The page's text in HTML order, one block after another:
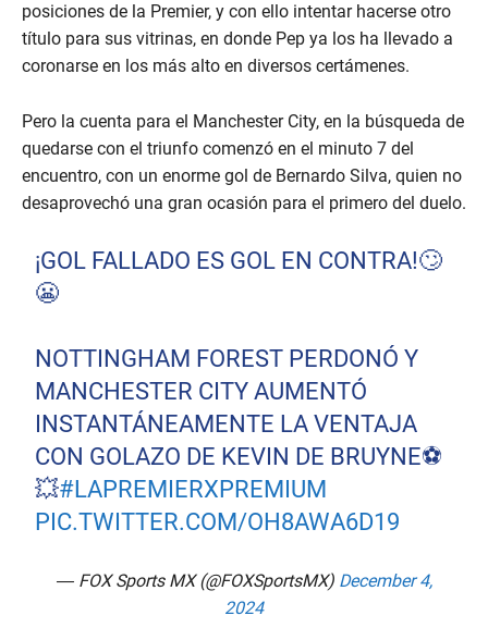
posiciones de la Premier, y con ello intentar hacerse otro
título para sus vitrinas, en donde Pep ya los ha llevado a
coronarse en los más alto en diversos certámenes.
Pero la cuenta para el Manchester City, en la búsqueda de
quedarse con el triunfo comenzó en el minuto 7 del
encuentro, con un enorme gol de Bernardo Silva, quien no
desaprovechó una gran ocasión para el primero del duelo.
¡GOL FALLADO ES GOL EN CONTRA!🙄
😬
NOTTINGHAM FOREST PERDONÓ Y
MANCHESTER CITY AUMENTÓ
INSTANTÁNEAMENTE LA VENTAJA
CON GOLAZO DE KEVIN DE BRUYNE⚽
💥#LAPREMIERXPREMIUM
PIC.TWITTER.COM/OH8AWA6D19
— FOX Sports MX (@FOXSportsMX) December 4,
2024